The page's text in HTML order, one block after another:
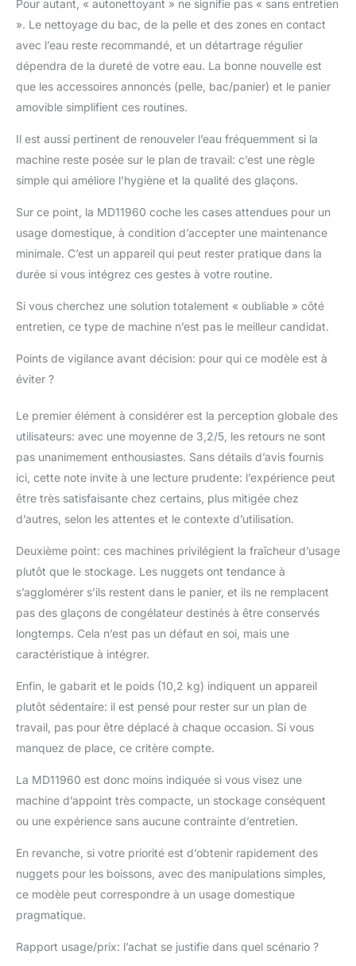
Pour autant, « autonettoyant » ne signifie pas « sans entretien
». Le nettoyage du bac, de la pelle et des zones en contact
avec l’eau reste recommandé, et un détartrage régulier
dépendra de la dureté de votre eau. La bonne nouvelle est
que les accessoires annoncés (pelle, bac/panier) et le panier
amovible simplifient ces routines.
Il est aussi pertinent de renouveler l’eau fréquemment si la
machine reste posée sur le plan de travail: c’est une règle
simple qui améliore l’hygiène et la qualité des glaçons.
Sur ce point, la MD11960 coche les cases attendues pour un
usage domestique, à condition d’accepter une maintenance
minimale. C’est un appareil qui peut rester pratique dans la
durée si vous intégrez ces gestes à votre routine.
Si vous cherchez une solution totalement « oubliable » côté
entretien, ce type de machine n’est pas le meilleur candidat.
Points de vigilance avant décision: pour qui ce modèle est à
éviter ?
Le premier élément à considérer est la perception globale des
utilisateurs: avec une moyenne de 3,2/5, les retours ne sont
pas unanimement enthousiastes. Sans détails d’avis fournis
ici, cette note invite à une lecture prudente: l’expérience peut
être très satisfaisante chez certains, plus mitigée chez
d’autres, selon les attentes et le contexte d’utilisation.
Deuxième point: ces machines privilégient la fraîcheur d’usage
plutôt que le stockage. Les nuggets ont tendance à
s’agglomérer s’ils restent dans le panier, et ils ne remplacent
pas des glaçons de congélateur destinés à être conservés
longtemps. Cela n’est pas un défaut en soi, mais une
caractéristique à intégrer.
Enfin, le gabarit et le poids (10,2 kg) indiquent un appareil
plutôt sédentaire: il est pensé pour rester sur un plan de
travail, pas pour être déplacé à chaque occasion. Si vous
manquez de place, ce critère compte.
La MD11960 est donc moins indiquée si vous visez une
machine d’appoint très compacte, un stockage conséquent
ou une expérience sans aucune contrainte d’entretien.
En revanche, si votre priorité est d’obtenir rapidement des
nuggets pour les boissons, avec des manipulations simples,
ce modèle peut correspondre à un usage domestique
pragmatique.
Rapport usage/prix: l’achat se justifie dans quel scénario ?